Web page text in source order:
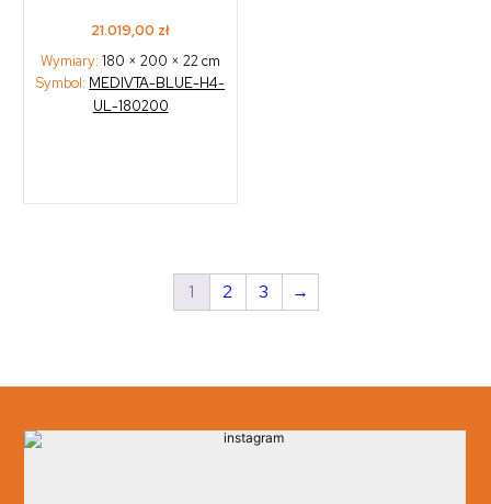
21.019,00 zł
Wymiary:180 × 200 × 22 cm
Symbol: MEDIVTA-BLUE-H4-
UL-180200
1 2 3 →